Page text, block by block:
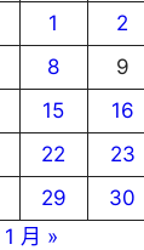
1
2
8 9
15 16
22 23
29 30
1 月 »